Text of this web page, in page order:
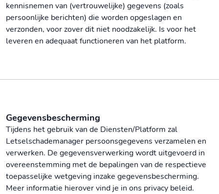
kennisnemen van (vertrouwelijke) gegevens (zoals
persoonlijke berichten) die worden opgeslagen en
verzonden, voor zover dit niet noodzakelijk. Is voor het
leveren en adequaat functioneren van het platform.
Gegevensbescherming
Tijdens het gebruik van de Diensten/Platform zal
Letselschademanager persoonsgegevens verzamelen en
verwerken. De gegevensverwerking wordt uitgevoerd in
overeenstemming met de bepalingen van de respectieve
toepasselijke wetgeving inzake gegevensbescherming.
Meer informatie hierover vind je in ons privacy beleid.